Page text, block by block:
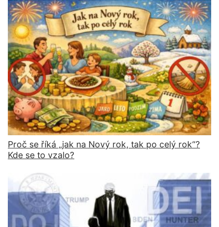
Proč se říká „jak na Nový rok, tak po celý rok“?
Kde se to vzalo?